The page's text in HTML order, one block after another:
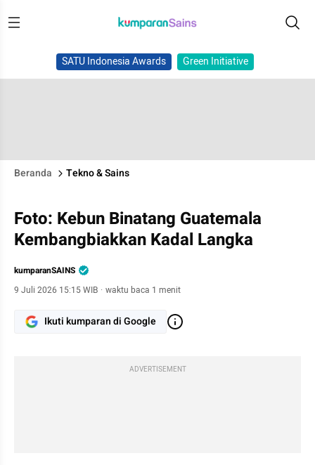
SATU Indonesia Awards Green Initiative
Beranda Tekno & Sains
Foto: Kebun Binatang Guatemala
Kembangbiakkan Kadal Langka
kumparanSAINS
9 Juli 2026 15:15 WIB · waktu baca 1 menit
Ikuti kumparan di Google
ADVERTISEMENT